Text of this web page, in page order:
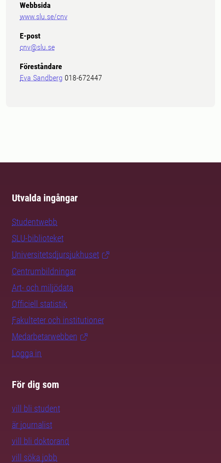
Webbsida
www.slu.se/cnv
E-post
cnv@slu.se
Föreståndare
Eva Sandberg 018-672447
Utvalda ingångar
Studentwebb
SLU-biblioteket
Universitetsdjursjukhuset
Centrumbildningar
Art- och miljödata
Officiell statistik
Fakulteter och institutioner
Medarbetarwebben
Logga in
För dig som
vill bli student
är journalist
vill bli doktorand
vill söka jobb